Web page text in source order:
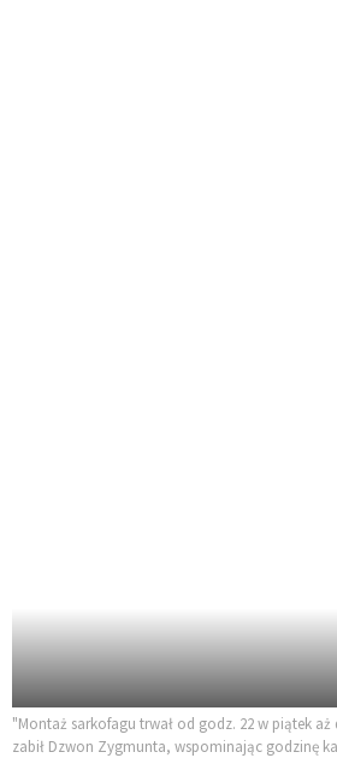
"Montaż sarkofagu trwał od godz. 22 w piątek
zabił Dzwon Zygmunta, wspominając godzinę